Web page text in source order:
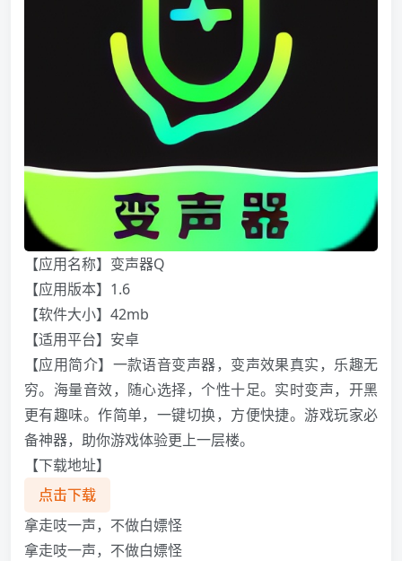
【应用名称】变声器Q
【应用版本】1.6
【软件大小】42mb
【适用平台】安卓
【应用简介】一款语音变声器，变声效果真实，乐趣无
穷。海量音效，随心选择，个性十足。实时变声，开黑
更有趣味。作简单，一键切换，方便快捷。游戏玩家必
备神器，助你游戏体验更上一层楼。
【下载地址】
点击下载
拿走吱一声，不做白嫖怪
拿走吱一声，不做白嫖怪